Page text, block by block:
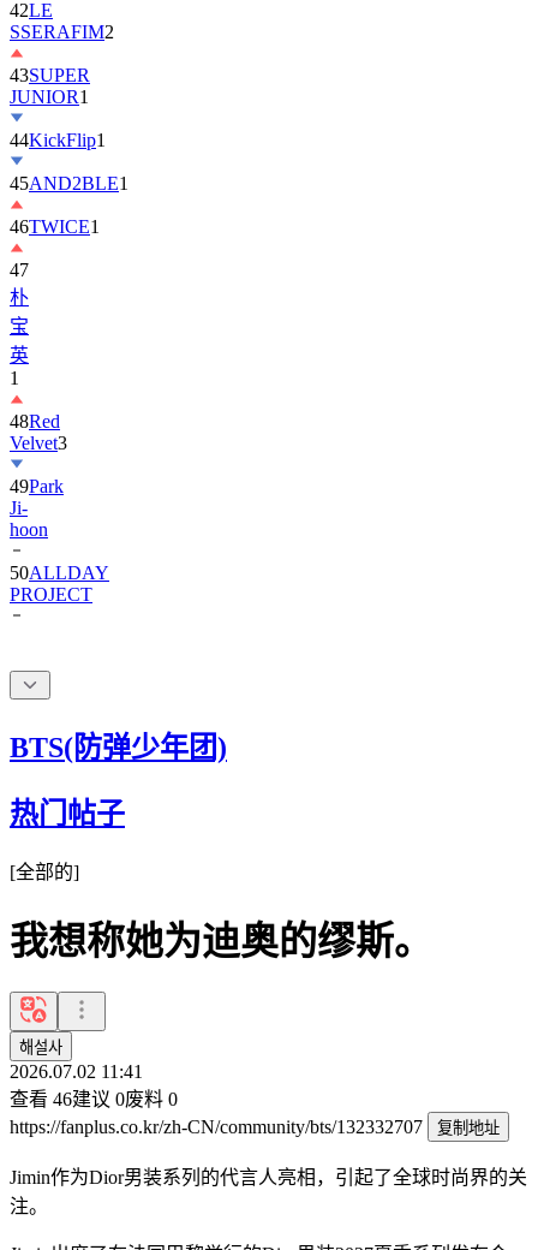
43SUPER
JUNIOR
44KickFlip
45AND2BLE
46TWICE1
47
朴
宝
英
1
48
Velvet
49Park
Ji-
hoon
50ALLDAY
PROJECT
BTS(防弹少年团)
热门帖子
[全部的]
我想称她为迪奥的缪斯。
해설사
2026.07.02 11:41
查看 46建议 0废料 0
https://fanplus.co.kr/zh-CN/community/bts/132332707
复制地址
Jimin作为Dior男装系列的代言人亮相，引起了全球时尚界的关
注。